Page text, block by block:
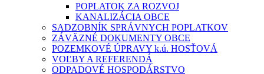
POPLATOK ZA ROZVOJ
KANALIZÁCIA OBCE
SADZOBNÍK SPRÁVNYCH POPLATKOV
ZÁVÄZNÉ DOKUMENTY OBCE
POZEMKOVÉ ÚPRAVY k.ú. HOSŤOVÁ
VOĽBY A REFERENDÁ
ODPADOVÉ HOSPODÁRSTVO